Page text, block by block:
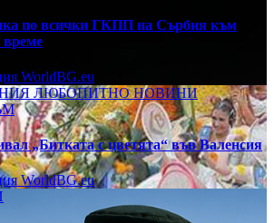
по всички ГКПП на Сърбия към
време
WorldBG.eu
ЛЮБОПИТНОНОВИНИ
„Битката с цветята“ във Валенсия
WorldBG.eu